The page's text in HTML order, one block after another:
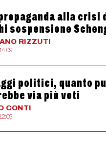
alla
sospensione
RIZZUTI
politici, quanto
via più voti
CONTI